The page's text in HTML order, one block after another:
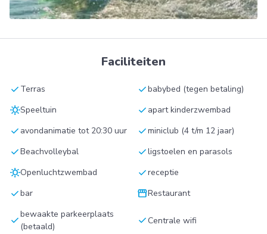
Faciliteiten
check Terras checkbabybed (tegen betaling)
sunnySpeeltuin check apart kinderzwembad
check avondanimatie tot 20:30 uur checkminiclub (4 t/m 12 jaar)
checkBeachvolleybal checkligstoelen en parasols
sunnyOpenluchtzwembad checkreceptie
checkbar storefrontRestaurant
checkbewaakte parkeerplaats
(betaald)
check Centrale wifi